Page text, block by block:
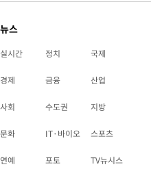
뉴스
실시간 정치 국제
경제 금융 산업
사회 수도권 지방
문화 IT·바이오 스포츠
연예 포토 TV뉴시스